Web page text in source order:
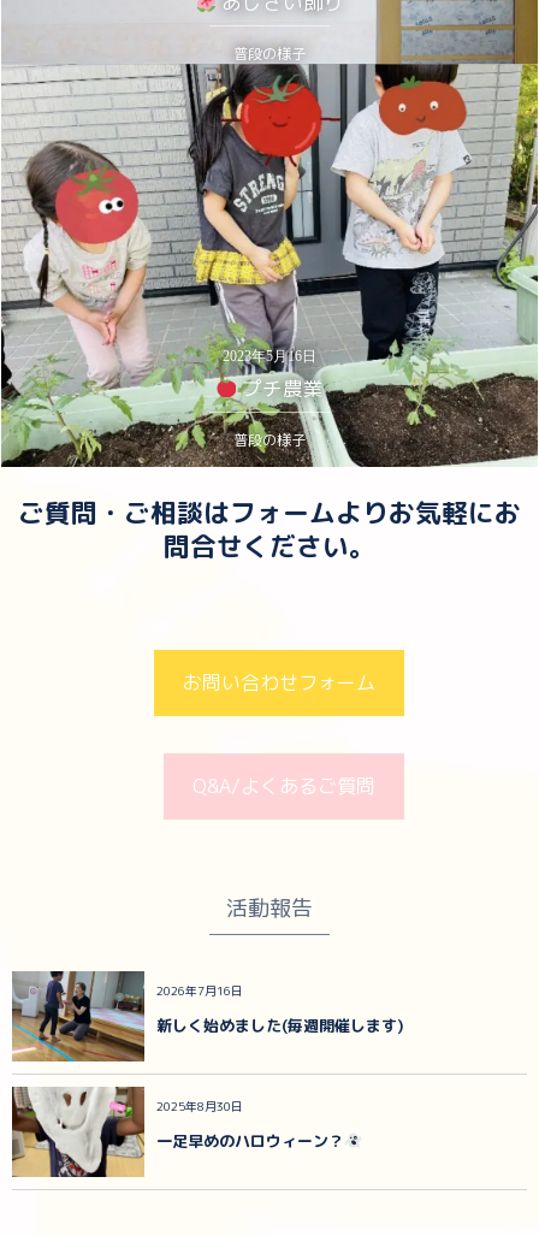
普段の様子
2023年5月16日
プチ農業
普段の様子
ご質問・ご相談はフォームよりお気軽にお
問合せください。
お問い合わせフォーム
Q&A/よくあるご質問
活動報告
2026年7月16日
新しく始めました(毎週開催します)
2025年8月30日
一足早めのハロウィーン？